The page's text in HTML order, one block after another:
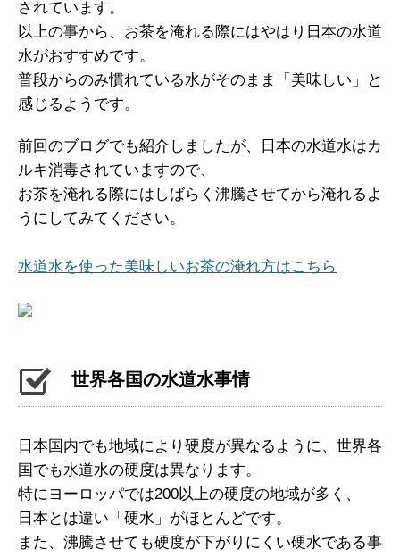
されています。
以上の事から、お茶を淹れる際にはやはり日本の水道
水がおすすめです。
普段からのみ慣れている水がそのまま「美味しい」と
感じるようです。
前回のブログでも紹介しましたが、日本の水道水はカ
ルキ消毒されていますので、
お茶を淹れる際にはしばらく沸騰させてから淹れるよ
うにしてみてください。
水道水を使った美味しいお茶の淹れ方はこちら
世界各国の水道水事情
日本国内でも地域により硬度が異なるように、世界各
国でも水道水の硬度は異なります。
特にヨーロッパでは200以上の硬度の地域が多く、
日本とは違い「硬水」がほとんどです。
また、沸騰させても硬度が下がりにくい硬水である事